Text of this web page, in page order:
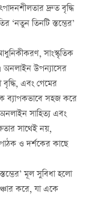
দ্রুত বৃদ্ধি
‘নতুন তিনটি স্তম্ভের’
সাংস্কৃতিক
অনলাইন উপন্যাসের
বৃদ্ধি, এবং গেমের
ব্যাপকভাবে সহজ করে
অনলাইন সাহিত্য এবং
সাথেই নয়,
ও দর্শকের কাছে
মূল সুবিধা হলো
করে, যা একে